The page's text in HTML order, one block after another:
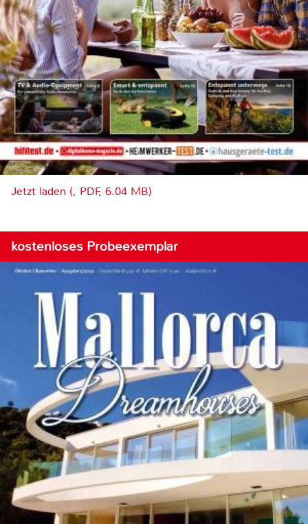
Jetzt laden (, PDF, 6.04 MB)
kostenloses Probeexemplar